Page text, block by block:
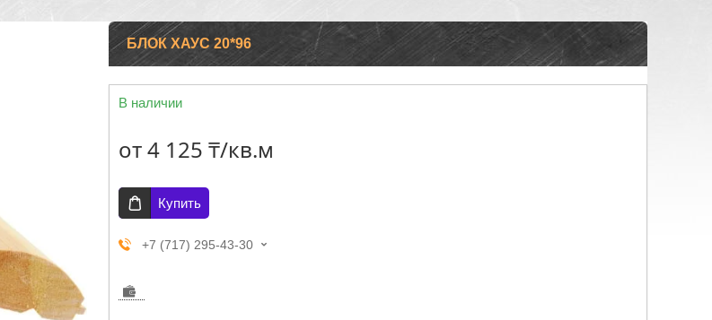
БЛОК ХАУС 20*96
В наличии
от4 125 ₸/кв.м
Купить
+7 (717) 295-43-30